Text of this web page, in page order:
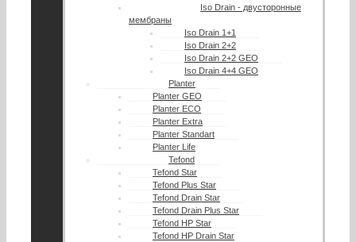
Iso Drain - двусторонные
мембраны
Iso Drain 1+1
Iso Drain 2+2
Iso Drain 2+2 GEO
Iso Drain 4+4 GEO
Planter
Planter GEO
Planter ECO
Planter Extra
Planter Standart
Planter Life
Tefond
Tefond Star
Tefond Plus Star
Tefond Drain Star
Tefond Drain Plus Star
Tefond HP Star
Tefond HP Drain Star